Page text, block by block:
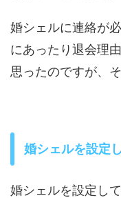
婚シェルに連絡が
にあったり退会理
思ったのですが、
婚シェルを設定
婚シェルを設定し